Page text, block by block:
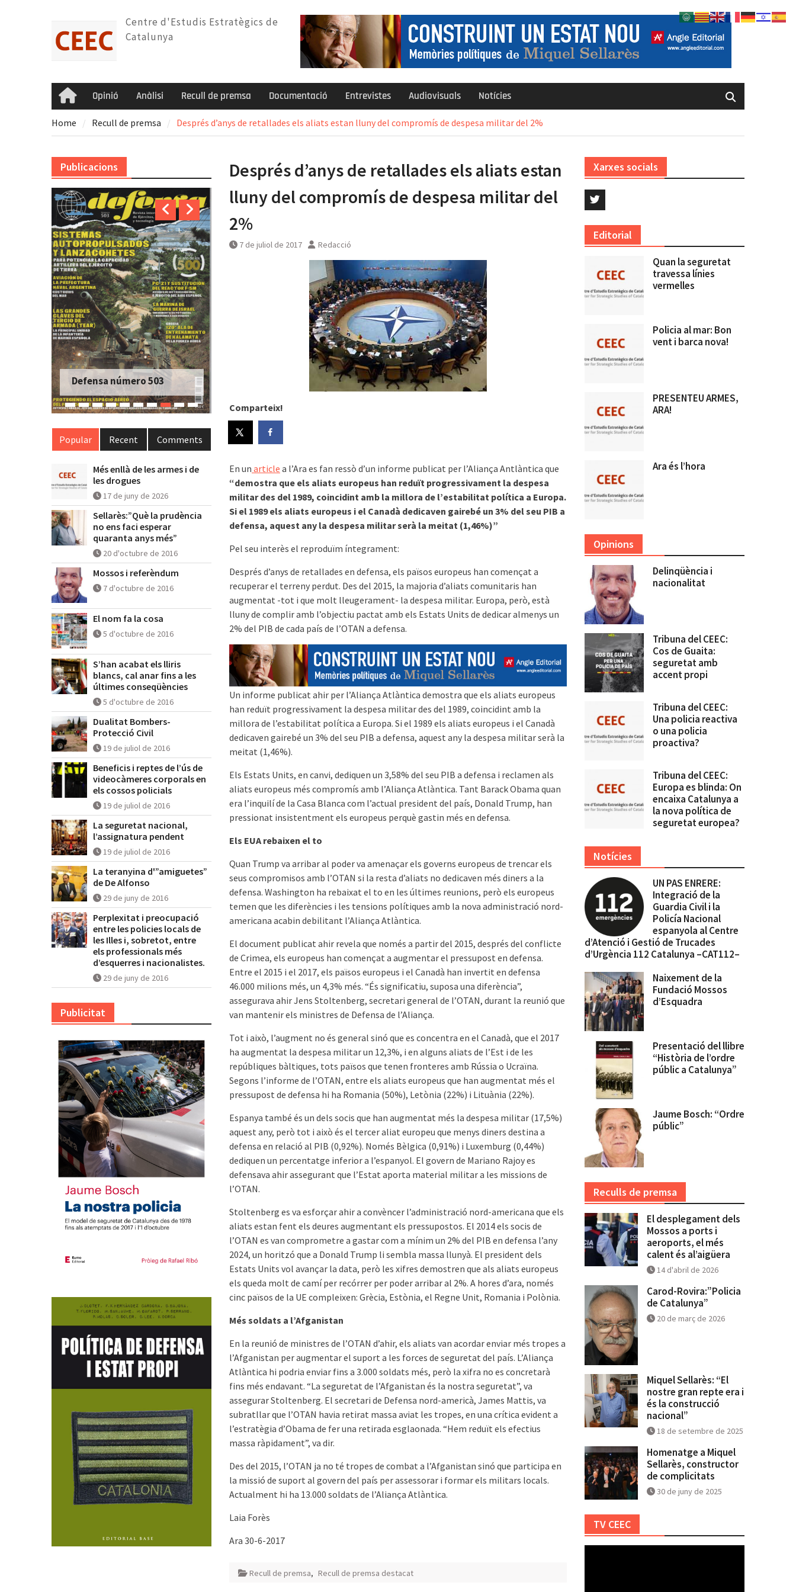
Centre d'Estudis Estratègics de
Catalunya
HomeOpinió Anàlisi Recull de premsa Documentació Entrevistes Audiovisuals Notícies
Home Recull de premsa Després d’anys de retallades els aliats estan lluny del compromís de despesa militar del 2%
Després d’anys de retallades els aliats estan
lluny del compromís de despesa militar del
2%
7 de juliol de 2017 Redacció
Comparteix!
En un article a l’Ara es fan ressò d’un informe publicat per l’Aliança Antlàntica que
“demostra que els aliats europeus han reduït progressivament la despesa
militar des del 1989, coincidint amb la millora de l’estabilitat política a Europa.
Si el 1989 els aliats europeus i el Canadà dedicaven gairebé un 3% del seu PIB a
defensa, aquest any la despesa militar serà la meitat (1,46%)”
Pel seu interès el reproduïm íntegrament:
Després d’anys de retallades en defensa, els països europeus han començat a
recuperar el terreny perdut. Des del 2015, la majoria d’aliats comunitaris han
augmentat -tot i que molt lleugerament- la despesa militar. Europa, però, està
lluny de complir amb l’objectiu pactat amb els Estats Units de dedicar almenys un
2% del PIB de cada país de l’OTAN a defensa.
Un informe publicat ahir per l’Aliança Atlàntica demostra que els aliats europeus
han reduït progressivament la despesa militar des del 1989, coincidint amb la
millora de l’estabilitat política a Europa. Si el 1989 els aliats europeus i el Canadà
dedicaven gairebé un 3% del seu PIB a defensa, aquest any la despesa militar serà la
meitat (1,46%).
Els Estats Units, en canvi, dediquen un 3,58% del seu PIB a defensa i reclamen als
aliats europeus més compromís amb l’Aliança Atlàntica. Tant Barack Obama quan
era l’inquilí de la Casa Blanca com l’actual president del país, Donald Trump, han
pressionat insistentment els europeus perquè gastin més en defensa.
Els EUA rebaixen el to
Quan Trump va arribar al poder va amenaçar els governs europeus de trencar els
seus compromisos amb l’OTAN si la resta d’aliats no dedicaven més diners a la
defensa. Washington ha rebaixat el to en les últimes reunions, però els europeus
temen que les diferències i les tensions polítiques amb la nova administració nord-
americana acabin debilitant l’Aliança Atlàntica.
El document publicat ahir revela que només a partir del 2015, després del conflicte
de Crimea, els europeus han començat a augmentar el pressupost en defensa.
Entre el 2015 i el 2017, els països europeus i el Canadà han invertit en defensa
46.000 milions més, un 4,3% més. “És significatiu, suposa una diferència”,
assegurava ahir Jens Stoltenberg, secretari general de l’OTAN, durant la reunió que
van mantenir els ministres de Defensa de l’Aliança.
Tot i això, l’augment no és general sinó que es concentra en el Canadà, que el 2017
ha augmentat la despesa militar un 12,3%, i en alguns aliats de l’Est i de les
repúbliques bàltiques, tots països que tenen fronteres amb Rússia o Ucraïna.
Segons l’informe de l’OTAN, entre els aliats europeus que han augmentat més el
pressupost de defensa hi ha Romania (50%), Letònia (22%) i Lituània (22%).
Espanya també és un dels socis que han augmentat més la despesa militar (17,5%)
aquest any, però tot i això és el tercer aliat europeu que menys diners destina a
defensa en relació al PIB (0,92%). Només Bèlgica (0,91%) i Luxemburg (0,44%)
dediquen un percentatge inferior a l’espanyol. El govern de Mariano Rajoy es
defensava ahir assegurant que l’Estat aporta material militar a les missions de
l’OTAN.
Stoltenberg es va esforçar ahir a convèncer l’administració nord-americana que els
aliats estan fent els deures augmentant els pressupostos. El 2014 els socis de
l’OTAN es van comprometre a gastar com a mínim un 2% del PIB en defensa l’any
2024, un horitzó que a Donald Trump li sembla massa llunyà. El president dels
Estats Units vol avançar la data, però les xifres demostren que als aliats europeus
els queda molt de camí per recórrer per poder arribar al 2%. A hores d’ara, només
cinc països de la UE compleixen: Grècia, Estònia, el Regne Unit, Romania i Polònia.
Més soldats a l’Afganistan
En la reunió de ministres de l’OTAN d’ahir, els aliats van acordar enviar més tropes a
l’Afganistan per augmentar el suport a les forces de seguretat del país. L’Aliança
Atlàntica hi podria enviar fins a 3.000 soldats més, però la xifra no es concretarà
fins més endavant. “La seguretat de l’Afganistan és la nostra seguretat”, va
assegurar Stoltenberg. El secretari de Defensa nord-americà, James Mattis, va
subratllar que l’OTAN havia retirat massa aviat les tropes, en una crítica evident a
l’estratègia d’Obama de fer una retirada esglaonada. “Hem reduït els efectius
massa ràpidament”, va dir.
Des del 2015, l’OTAN ja no té tropes de combat a l’Afganistan sinó que participa en
la missió de suport al govern del país per assessorar i formar els militars locals.
Actualment hi ha 13.000 soldats de l’Aliança Atlàntica.
Laia Forès
Ara 30-6-2017
Recull de premsa, Recull de premsa destacat
Xarxes socials
Editorial
Quan la seguretat
travessa línies
vermelles
Policia al mar: Bon
vent i barca nova!
PRESENTEU ARMES,
ARA!
Ara és l’hora
Opinions
Delinqüència i
nacionalitat
Tribuna del CEEC:
Cos de Guaita:
seguretat amb
accent propi
Tribuna del CEEC:
Una policia reactiva
o una policia
proactiva?
Tribuna del CEEC:
Europa es blinda: On
encaixa Catalunya a
la nova política de
seguretat europea?
Notícies
UN PAS ENRERE:
Integració de la
Guardia Civil i la
Policía Nacional
espanyola al Centre
d’Atenció i Gestió de Trucades
d’Urgència 112 Catalunya –CAT112–
Naixement de la
Fundació Mossos
d’Esquadra
Presentació del llibre
“Història de l’ordre
públic a Catalunya”
Jaume Bosch: “Ordre
públic”
Reculls de premsa
El desplegament dels
Mossos a ports i
aeroports, el més
calent és al’aigüera
14 d'abril de 2026
Carod-Rovira:”Policia
de Catalunya”
20 de març de 2026
Miquel Sellarès: “El
nostre gran repte era i
és la construcció
nacional”
18 de setembre de 2025
Homenatge a Miquel
Sellarès, constructor
de complicitats
30 de juny de 2025
TV CEEC
Publicacions
Defensa número 503
Popular Recent Comments
Més enllà de les armes i de
les drogues
17 de juny de 2026
Sellarès:”Què la prudència
no ens faci esperar
quaranta anys més”
20 d'octubre de 2016
Mossos i referèndum
7 d'octubre de 2016
El nom fa la cosa
5 d'octubre de 2016
S’han acabat els lliris
blancs, cal anar fins a les
últimes conseqüències
5 d'octubre de 2016
Dualitat Bombers-
Protecció Civil
19 de juliol de 2016
Beneficis i reptes de l’ús de
videocàmeres corporals en
els cossos policials
19 de juliol de 2016
La seguretat nacional,
l’assignatura pendent
19 de juliol de 2016
La teranyina d'”amiguetes”
de De Alfonso
29 de juny de 2016
Perplexitat i preocupació
entre les policies locals de
les Illes i, sobretot, entre
els professionals més
d’esquerres i nacionalistes.
29 de juny de 2016
Publicitat